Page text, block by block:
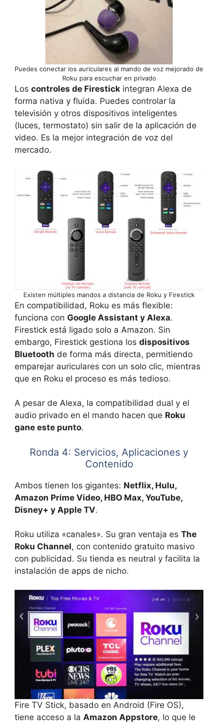
Puedes conectar los auriculares al mando de voz mejorado de
Roku para escuchar en privado
Los controles de Firestick integran Alexa de
forma nativa y fluida. Puedes controlar la
televisión y otros dispositivos inteligentes
(luces, termostato) sin salir de la aplicación de
video. Es la mejor integración de voz del
mercado.
Existen múltiples mandos a distancia de Roku y Firestick
En compatibilidad, Roku es más flexible:
funciona con Google Assistant y Alexa.
Firestick está ligado solo a Amazon. Sin
embargo, Firestick gestiona los dispositivos
Bluetooth de forma más directa, permitiendo
emparejar auriculares con un solo clic, mientras
que en Roku el proceso es más tedioso.
A pesar de Alexa, la compatibilidad dual y el
audio privado en el mando hacen que Roku
gane este punto.
Ronda 4: Servicios, Aplicaciones y
Contenido
Ambos tienen los gigantes: Netflix, Hulu,
Amazon Prime Video, HBO Max, YouTube,
Disney+ y Apple TV.
Roku utiliza «canales». Su gran ventaja es The
Roku Channel, con contenido gratuito masivo
con publicidad. Su tienda es neutral y facilita la
instalación de apps de nicho.
Fire TV Stick, basado en Android (Fire OS),
tiene acceso a la Amazon Appstore, lo que le